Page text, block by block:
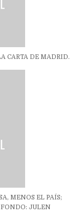
CARTA DE MADRID.
MENOS EL PAÍS;
JULEN